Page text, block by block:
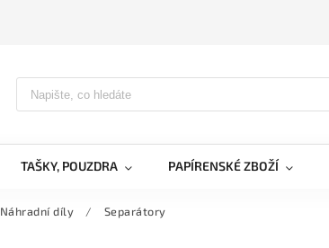
TAŠKY, POUZDRA PAPÍRENSKÉ ZBOŽÍ
Náhradní díly / Separátory